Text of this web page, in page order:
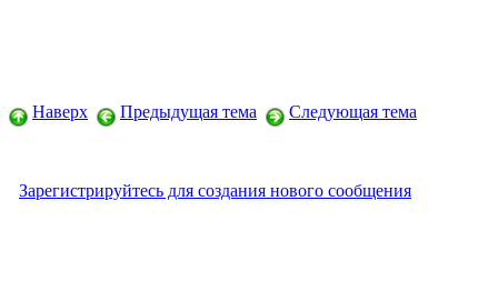
Наверх Предыдущая тема Следующая тема
Зарегистрируйтесь для создания нового сообщения